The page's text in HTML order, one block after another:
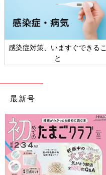
日本外来小児科学会リーフレッ
ト検討会
最新号